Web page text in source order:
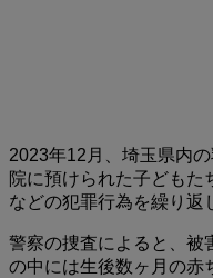
2023年12月、埼玉県内
院に預けられた子どもた
などの犯罪行為を繰り返
警察の捜査によると、被
の中には生後数ヶ月の赤